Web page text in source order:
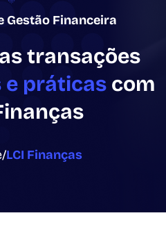
Gestão Financeira
transações
e práticas com
/LCI Finanças